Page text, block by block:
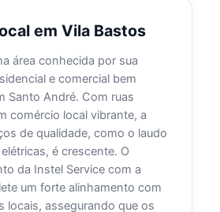
em Vila Bastos
área conhecida por sua
e comercial bem
Santo André. Com ruas
comércio local vibrante, a
de qualidade, como o laudo
é crescente. O
da Instel Service com a
um forte alinhamento com
locais, assegurando que os